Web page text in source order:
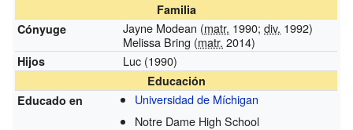
Familia
Cónyuge
Jayne Modean (matr. 1990;div. 1992)
Melissa Bring (matr. 2014)
Hijos Luc (1990)
Educación
Educado en
Universidad de Míchigan
Notre Dame High School